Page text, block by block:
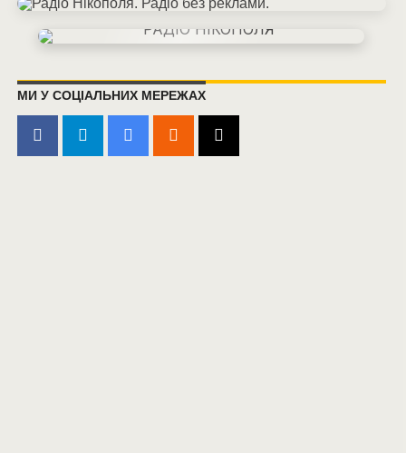
МИ У СОЦІАЛЬНИХ МЕРЕЖАХ